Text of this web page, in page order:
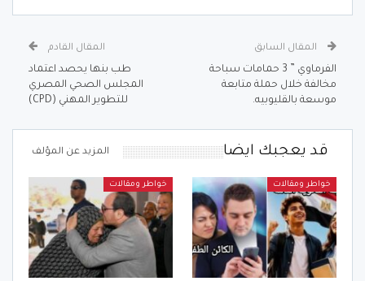
المقال السابق
الفرماوي ” 3 حمامات سباحة
مخالفة خلال حملة متابعة
موسعة بالقليوبيه.
المقال القادم
طب بنها يحصد اعتماد
المجلس الصحي المصري
للتطوير المهني (CPD)
قد يعجبك ايضا المزيد عن المؤلف
خواطر ومقالات خواطر ومقالات